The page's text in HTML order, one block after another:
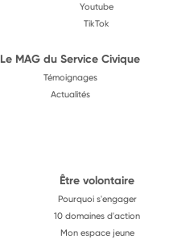
Youtube
TikTok
Le MAG du Service Civique
Témoignages
Actualités
Être volontaire
Pourquoi s'engager
10 domaines d'action
Mon espace jeune